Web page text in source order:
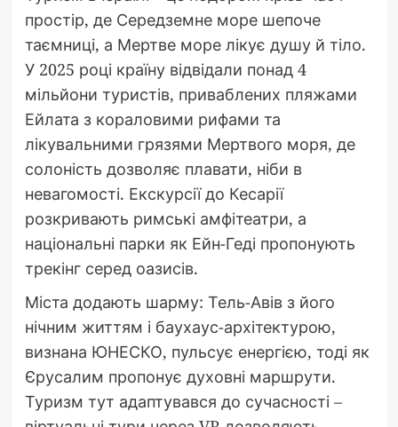
простір, де Середземне море шепоче
таємниці, а Мертве море лікує душу й тіло.
У 2025 році країну відвідали понад 4
мільйони туристів, приваблених пляжами
Ейлата з кораловими рифами та
лікувальними грязями Мертвого моря, де
солоність дозволяє плавати, ніби в
невагомості. Екскурсії до Кесарії
розкривають римські амфітеатри, а
національні парки як Ейн-Геді пропонують
трекінг серед оазисів.
Міста додають шарму: Тель-Авів з його
нічним життям і баухаус-архітектурою,
визнана ЮНЕСКО, пульсує енергією, тоді як
Єрусалим пропонує духовні маршрути.
Туризм тут адаптувався до сучасності –